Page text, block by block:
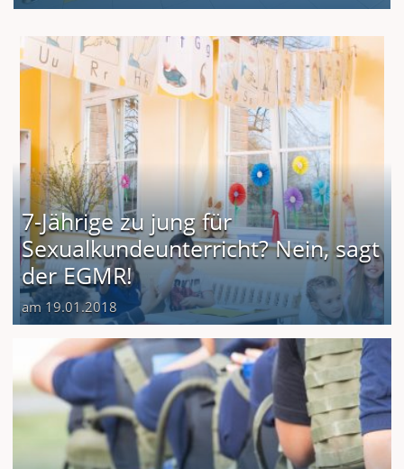
7-Jährige zu jung für
Sexualkundeunterricht? Nein, sagt
der EGMR!
am 19.01.2018